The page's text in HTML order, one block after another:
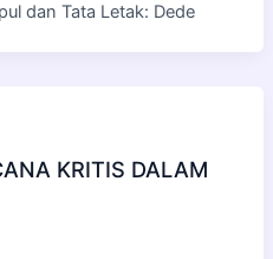
dan Tata Letak: Dede
KRITIS DALAM